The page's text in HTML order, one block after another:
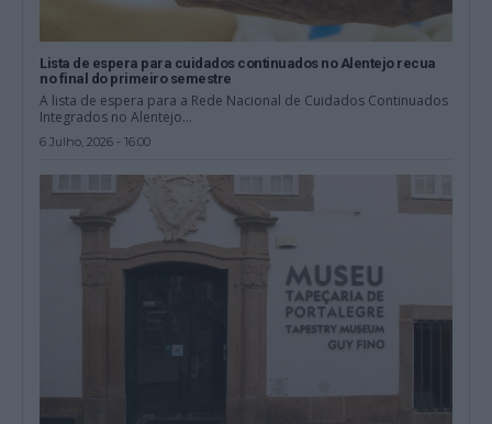
Lista de espera para cuidados continuados no Alentejo recua
no final do primeiro semestre
A lista de espera para a Rede Nacional de Cuidados Continuados
Integrados no Alentejo...
6 Julho, 2026 - 16:00